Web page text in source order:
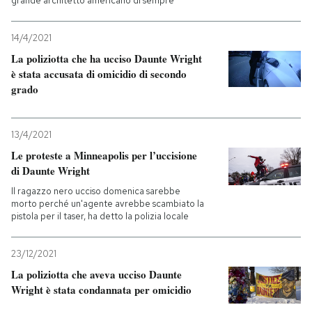
14/4/2021
La poliziotta che ha ucciso Daunte Wright
è stata accusata di omicidio di secondo
grado
13/4/2021
Le proteste a Minneapolis per l’uccisione
di Daunte Wright
Il ragazzo nero ucciso domenica sarebbe
morto perché un'agente avrebbe scambiato la
pistola per il taser, ha detto la polizia locale
23/12/2021
La poliziotta che aveva ucciso Daunte
Wright è stata condannata per omicidio